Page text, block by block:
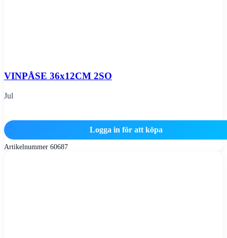
VINPÅSE 36x12CM 2SO
Jul
Logga in för att köpa
Artikelnummer 60687